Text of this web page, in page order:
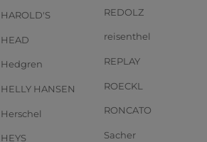
HAROLD'S
HEAD
Hedgren
HELLY HANSEN
Herschel
HEYS
REDOLZ
reisenthel
REPLAY
ROECKL
RONCATO
Sacher